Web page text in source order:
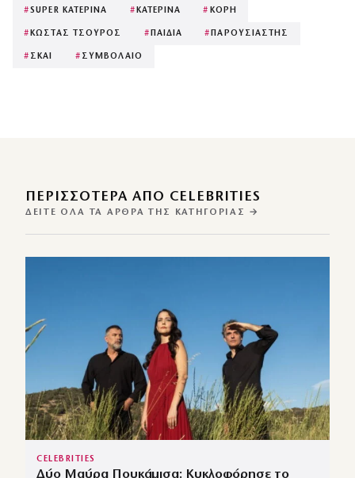
#SUPER ΚΑΤΕΡΙΝΑ #ΚΑΤΕΡΙΝΑ # ΚΟΡΗ
#ΚΩΣΤΑΣ ΤΣΟΥΡΟΣ #ΠΑΙΔΙΑ #ΠΑΡΟΥΣΙΑΣΤΗΣ
# ΣΚΑΙ # ΣΥΜΒΟΛΑΙΟ
ΠΕΡΙΣΣΌΤΕΡΑ ΑΠΌ CELEBRITIES
ΔΕΊΤΕ ΌΛΑ ΤΑ ΆΡΘΡΑ ΤΗΣ ΚΑΤΗΓΟΡΊΑΣ →
CELEBRITIES
Δύο Μαύρα Πουκάμισα: Κυκλοφόρησε το